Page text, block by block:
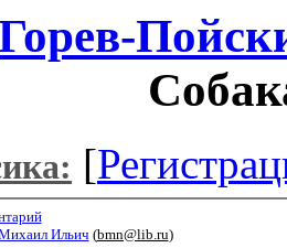
[
Ильич (bmn@lib.ru)